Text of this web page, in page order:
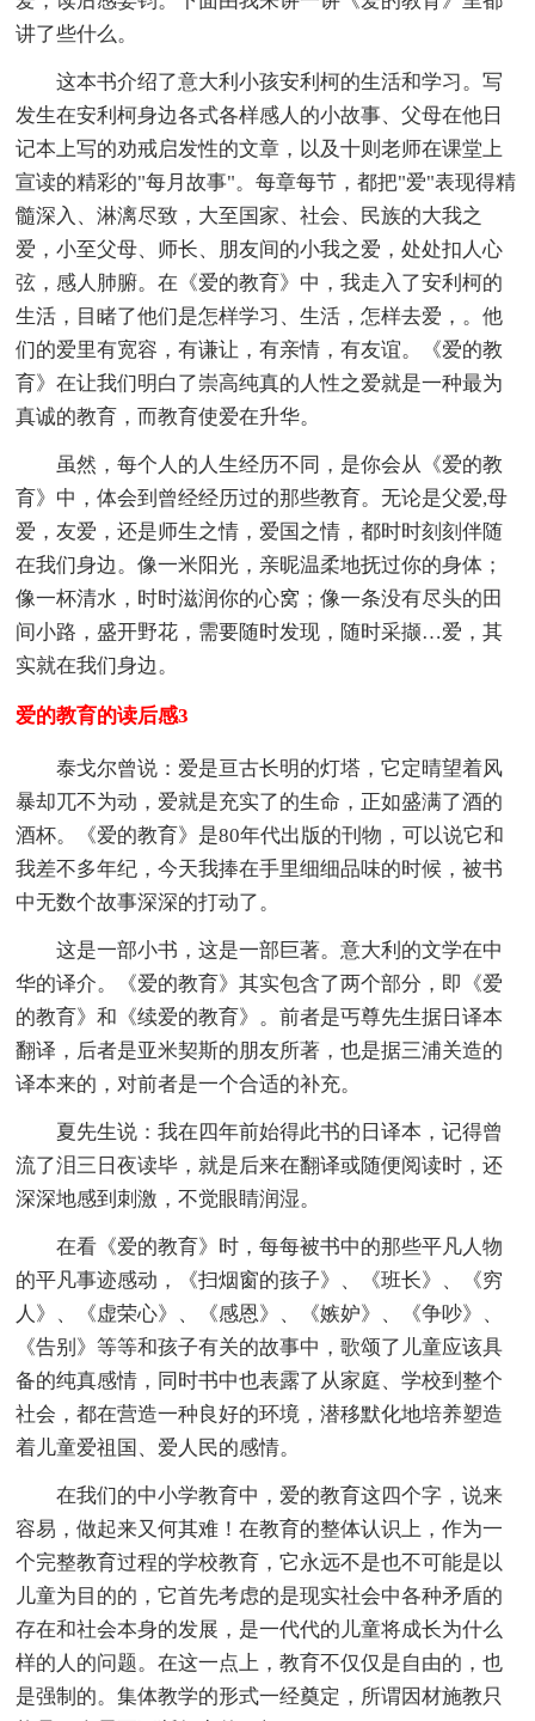
讲了些什么。
这本书介绍了意大利小孩安利柯的生活和学习。写
发生在安利柯身边各式各样感人的小故事、父母在他日
记本上写的劝戒启发性的文章，以及十则老师在课堂上
宣读的精彩的"每月故事"。每章每节，都把"爱"表现得精
髓深入、淋漓尽致，大至国家、社会、民族的大我之
爱，小至父母、师长、朋友间的小我之爱，处处扣人心
弦，感人肺腑。在《爱的教育》中，我走入了安利柯的
生活，目睹了他们是怎样学习、生活，怎样去爱，。他
们的爱里有宽容，有谦让，有亲情，有友谊。《爱的教
育》在让我们明白了崇高纯真的人性之爱就是一种最为
真诚的教育，而教育使爱在升华。
虽然，每个人的人生经历不同，是你会从《爱的教
育》中，体会到曾经经历过的那些教育。无论是父爱,母
爱，友爱，还是师生之情，爱国之情，都时时刻刻伴随
在我们身边。像一米阳光，亲昵温柔地抚过你的身体；
像一杯清水，时时滋润你的心窝；像一条没有尽头的田
间小路，盛开野花，需要随时发现，随时采撷…爱，其
实就在我们身边。
爱的教育的读后感3
泰戈尔曾说：爱是亘古长明的灯塔，它定晴望着风
暴却兀不为动，爱就是充实了的生命，正如盛满了酒的
酒杯。《爱的教育》是80年代出版的刊物，可以说它和
我差不多年纪，今天我捧在手里细细品味的时候，被书
中无数个故事深深的打动了。
这是一部小书，这是一部巨著。意大利的文学在中
华的译介。《爱的教育》其实包含了两个部分，即《爱
的教育》和《续爱的教育》。前者是丐尊先生据日译本
翻译，后者是亚米契斯的朋友所著，也是据三浦关造的
译本来的，对前者是一个合适的补充。
夏先生说：我在四年前始得此书的日译本，记得曾
流了泪三日夜读毕，就是后来在翻译或随便阅读时，还
深深地感到刺激，不觉眼睛润湿。
在看《爱的教育》时，每每被书中的那些平凡人物
的平凡事迹感动，《扫烟窗的孩子》、《班长》、《穷
人》、《虚荣心》、《感恩》、《嫉妒》、《争吵》、
《告别》等等和孩子有关的故事中，歌颂了儿童应该具
备的纯真感情，同时书中也表露了从家庭、学校到整个
社会，都在营造一种良好的环境，潜移默化地培养塑造
着儿童爱祖国、爱人民的感情。
在我们的中小学教育中，爱的教育这四个字，说来
容易，做起来又何其难！在教育的整体认识上，作为一
个完整教育过程的学校教育，它永远不是也不可能是以
儿童为目的的，它首先考虑的是现实社会中各种矛盾的
存在和社会本身的发展，是一代代的儿童将成长为什么
样的人的问题。在这一点上，教育不仅仅是自由的，也
是强制的。集体教学的形式一经奠定，所谓因材施教只